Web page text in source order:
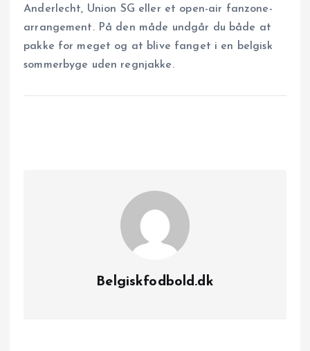
Anderlecht, Union SG eller et open-air fanzone-
arrangement. På den måde undgår du både at
pakke for meget og at blive fanget i en belgisk
sommerbyge uden regnjakke.
Belgiskfodbold.dk